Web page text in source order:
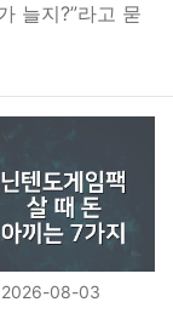
늘지?”라고 묻
2026-08-03